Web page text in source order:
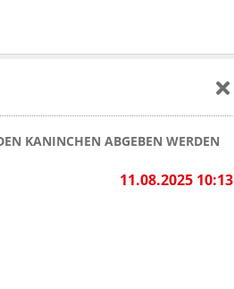
KANINCHEN ABGEBEN WERDEN
11.08.2025 10:13